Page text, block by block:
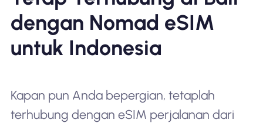
dengan Nomad eSIM
untuk Indonesia
Kapan pun Anda bepergian, tetaplah
terhubung dengan eSIM perjalanan dari